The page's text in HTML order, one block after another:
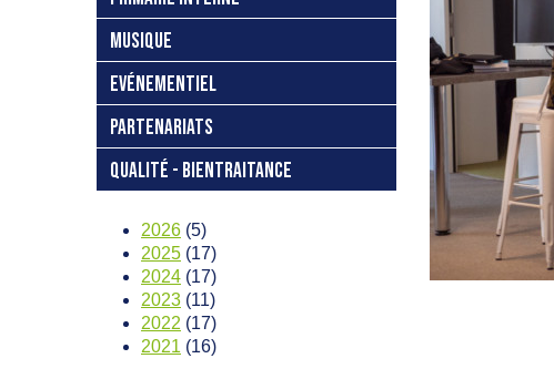
MUSIQUE
EVÉNEMENTIEL
PARTENARIATS
QUALITÉ - BIENTRAITANCE
2026 (5)
2025 (17)
2024 (17)
2023 (11)
2022 (17)
2021 (16)